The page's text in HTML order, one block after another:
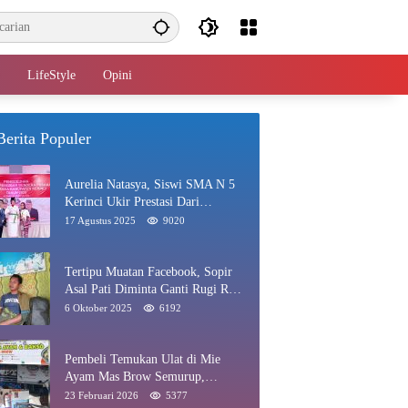
LifeStyle Opini
Populer
Aurelia Natasya, Siswi SMA N 5
Kerinci Ukir Prestasi Dari
Paskibraka Hingga Juara Gadis
17 Agustus 2025 9020
Tertipu Muatan Facebook, Sopir
Asal Pati Diminta Ganti Rugi Rp
40 Juta di Rawang
6 Oktober 2025 6192
Pembeli Temukan Ulat di Mie
Ayam Mas Brow Semurup,
Pengelola Minta Maaf
23 Februari 2026 5377